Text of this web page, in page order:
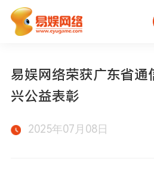
易娱网络荣获广东省通
兴公益表彰
2025年07月08日